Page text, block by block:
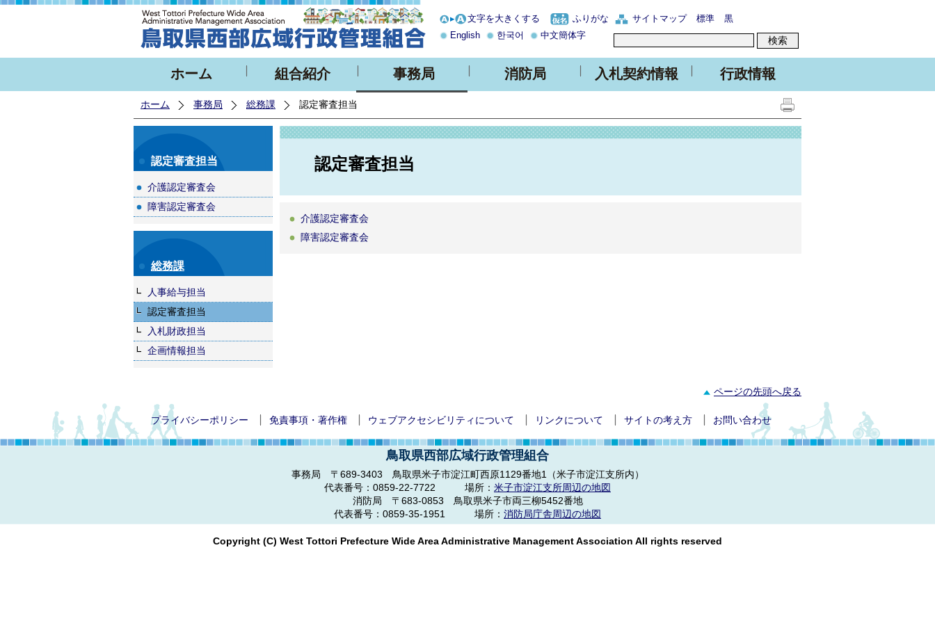
文字を大きくする ふりがな サイトマップ 標準
黒
English
한국어 中文簡体字
ホーム 組合紹介 事務局 消防局 入札契約情報 行政情報
ホーム 事務局 総務課 認定審査担当
認定審査担当
介護認定審査会
障害認定審査会
総務課
人事給与担当
認定審査担当
入札財政担当
企画情報担当
認定審査担当
介護認定審査会
障害認定審査会
ページの先頭へ戻る
プライバシーポリシー 免責事項・著作権 ウェブアクセシビリティについて リンクについて サイトの考え方 お問い合わせ
鳥取県西部広域行政管理組合
事務局 〒689-3403 鳥取県米子市淀江町西原1129番地1（米子市淀江支所内）
代表番号： 0859-22-7722 場所： 米子市淀江支所周辺の地図
消防局 〒683-0853 鳥取県米子市両三柳5452番地
代表番号： 0859-35-1951 場所： 消防局庁舎周辺の地図
Copyright (C) West Tottori Prefecture Wide Area Administrative Management Association All rights reserved